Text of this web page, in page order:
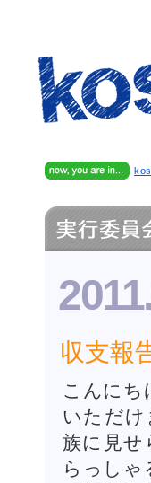
収支報
こんに
いただ
族に見せ
らっしゃ